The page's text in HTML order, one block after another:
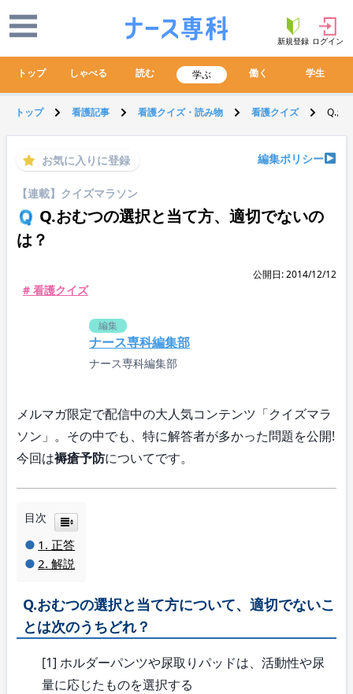
新規登録 ログイン
トップ しゃべる 読む 学ぶ 働く 学生
トップ 看護記事 看護クイズ・読み物 看護クイズ Q.お
お気に入りに登録 編集ポリシー
【連載】クイズマラソン
Q.おむつの選択と当て方、適切でないの
は？
公開日: 2014/12/12
# 看護クイズ
編集
ナース専科編集部
ナース専科編集部
メルマガ限定で配信中の大人気コンテンツ「クイズマラ
ソン」。その中でも、特に解答者が多かった問題を公開!
今回は褥瘡予防についてです。
目次
正答
解説
Q.おむつの選択と当て方について、適切でないこ
とは次のうちどれ？
[1] ホルダーパンツや尿取りパッドは、活動性や尿
量に応じたものを選択する